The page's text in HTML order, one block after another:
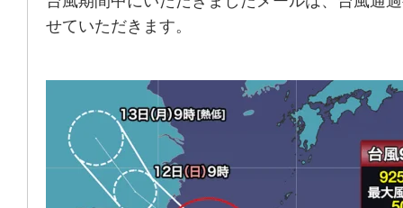
せていただきます。